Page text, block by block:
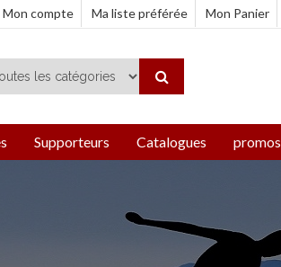
Mon compte Ma liste préférée Mon Panier
Supporteurs Catalogues promos